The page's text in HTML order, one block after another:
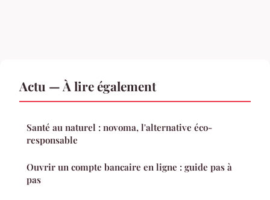
Actu — À lire également
Santé au naturel : novoma, l'alternative éco-
responsable
Ouvrir un compte bancaire en ligne : guide pas à
pas